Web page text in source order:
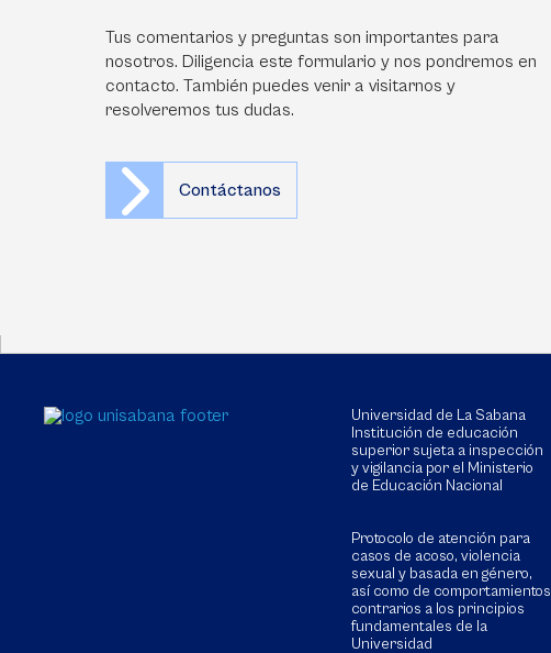
Tus comentarios y preguntas son importantes para
nosotros. Diligencia este formulario y nos pondremos en
contacto. También puedes venir a visitarnos y
resolveremos tus dudas.
Contáctanos
Universidad de La Sabana
Institución de educación
superior sujeta a inspección
y vigilancia por el Ministerio
de Educación Nacional
Protocolo de atención para
casos de acoso, violencia
sexual y basada en género,
así como de comportamientos
contrarios a los principios
fundamentales de la
Universidad